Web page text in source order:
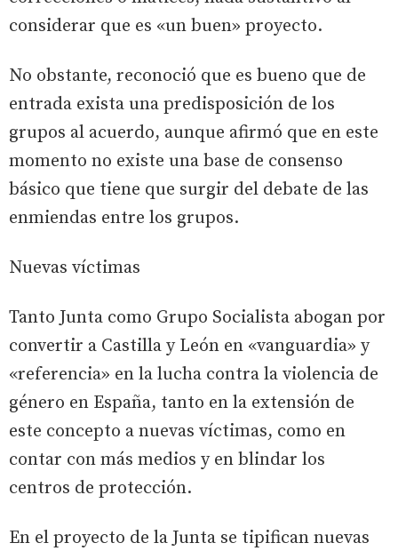
considerar que es «un buen» proyecto.
No obstante, reconoció que es bueno que de
entrada exista una predisposición de los
grupos al acuerdo, aunque afirmó que en este
momento no existe una base de consenso
básico que tiene que surgir del debate de las
enmiendas entre los grupos.
Nuevas víctimas
Tanto Junta como Grupo Socialista abogan por
convertir a Castilla y León en «vanguardia» y
«referencia» en la lucha contra la violencia de
género en España, tanto en la extensión de
este concepto a nuevas víctimas, como en
contar con más medios y en blindar los
centros de protección.
En el proyecto de la Junta se tipifican nuevas